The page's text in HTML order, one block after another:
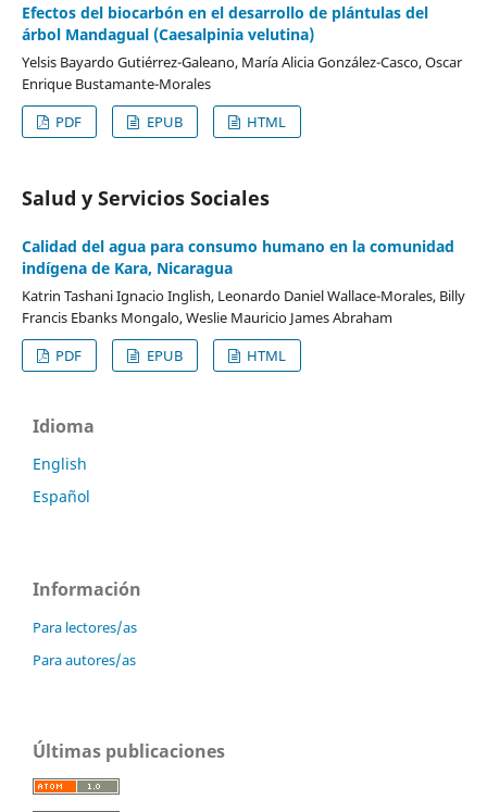
Efectos del biocarbón en el desarrollo de plántulas del
árbol Mandagual (Caesalpinia velutina)
Yelsis Bayardo Gutiérrez-Galeano, María Alicia González-Casco, Oscar
Enrique Bustamante-Morales
PDF
EPUB HTML
Salud y Servicios Sociales
Calidad del agua para consumo humano en la comunidad
indígena de Kara, Nicaragua
Katrin Tashani Ignacio Inglish, Leonardo Daniel Wallace-Morales, Billy
Francis Ebanks Mongalo, Weslie Mauricio James Abraham
PDF
EPUB HTML
Idioma
English
Español
Información
Para lectores/as
Para autores/as
Últimas publicaciones